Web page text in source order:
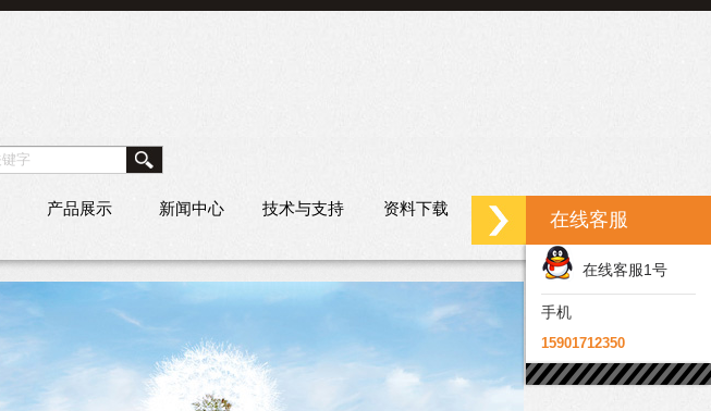
产品展示 新闻中心 技术与支持 资料下载 联系我们
在线客服
在线客服1号
手机
15901712350